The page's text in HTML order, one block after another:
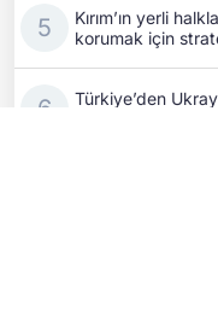
Kırım’ın yerli
korumak için
Türkiye’den